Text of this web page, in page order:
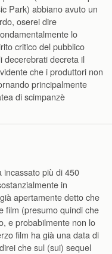
Park) abbiano avuto un
oserei dire
lo
critico del pubblico
decerebrati decreta il
che i produttori non
principalmente
di scimpanzè
incassato più di 450
in
apertamente detto che
film (presumo quindi che
e probabilmente non lo
film ha già una data di
che sul (sui) sequel